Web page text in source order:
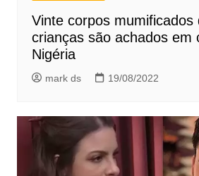
Vinte corpos mumificados
crianças são achados em
Nigéria
mark ds 19/08/2022